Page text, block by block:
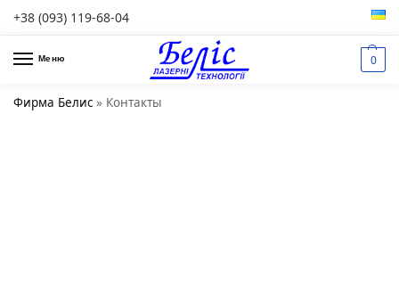
+38 (093) 119-68-04
Меню 0
Фирма Белис » Контакты